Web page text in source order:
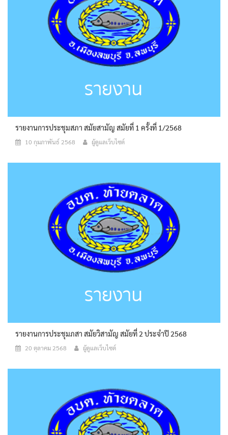
รายงานการประชุมสภา สมัยสามัญ สมัยที่ 1 ครั้งที่ 1/2568
10 กุมภาพันธ์ 2568 ผู้ดูแลเว็บไซต์
รายงานการประชุมภสา สมัยวิสามัญ สมัยที่ 2 ประจำปี 2568
20 ตุลาคม 2568 ผู้ดูแลเว็บไซต์